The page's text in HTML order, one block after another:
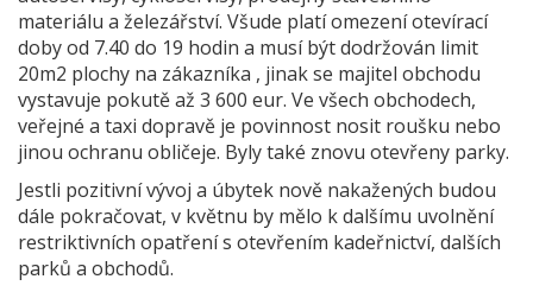
materiálu a železářství. Všude platí omezení otevírací
doby od 7.40 do 19 hodin a musí být dodržován limit
20m2 plochy na zákazníka , jinak se majitel obchodu
vystavuje pokutě až 3 600 eur. Ve všech obchodech,
veřejné a taxi dopravě je povinnost nosit roušku nebo
jinou ochranu obličeje. Byly také znovu otevřeny parky.
Jestli pozitivní vývoj a úbytek nově nakažených budou
dále pokračovat, v květnu by mělo k dalšímu uvolnění
restriktivních opatření s otevřením kadeřnictví, dalších
parků a obchodů.